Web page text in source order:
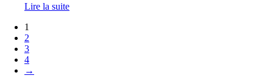
Lire la suite
1
2
3
4
→